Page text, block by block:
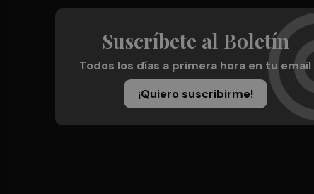
Suscríbete al Boletín
Todos los días a primera hora en tu email
¡Quiero suscribirme!